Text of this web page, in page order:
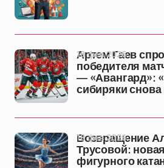
Артем Гаев
победителя
— «Авангард»:
сибиряки
18 фев 2026
Возвращение
Трусовой:
фигурного
18 фев 2026